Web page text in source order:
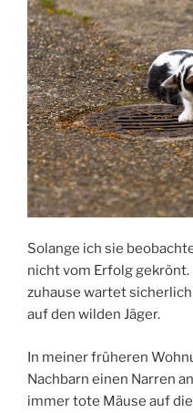
Solange ich sie
nicht vom Erfolg
zuhause wartet
auf den wilden Jäger.
In meiner früheren
Nachbarn einen Narren
immer tote Mäuse auf